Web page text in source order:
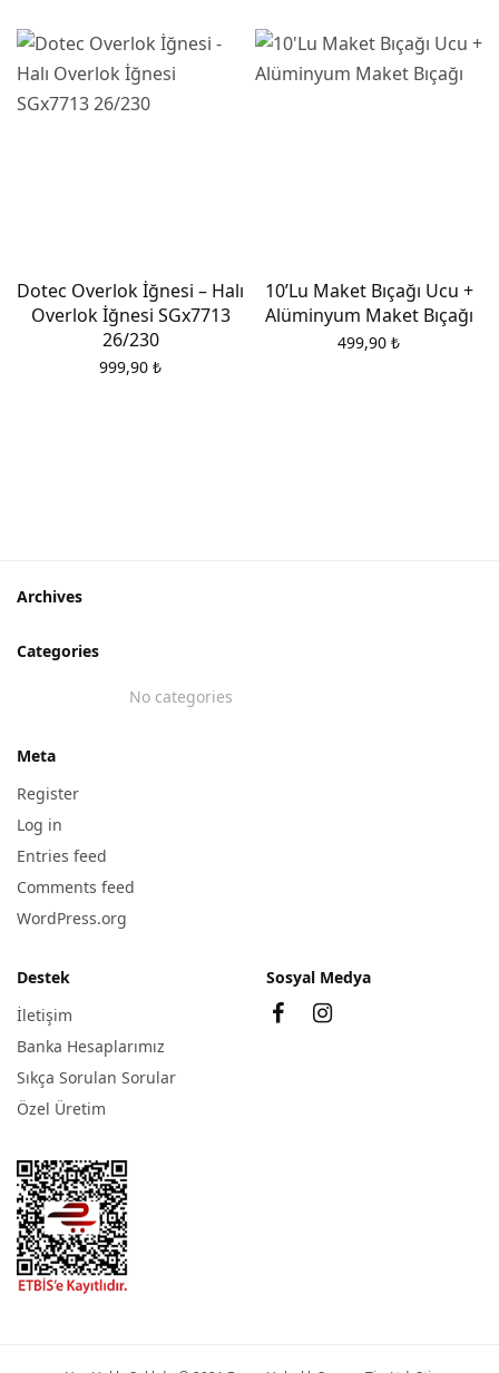
Dotec Overlok İğnesi – Halı
Overlok İğnesi SGx7713
26/230
999,90 ₺
10’Lu Maket Bıçağı Ucu +
Alüminyum Maket Bıçağı
499,90 ₺
Archives
Categories
No categories
Meta
Register
Log in
Entries feed
Comments feed
WordPress.org
Destek
İletişim
Banka Hesaplarımız
Sıkça Sorulan Sorular
Özel Üretim
Sosyal Medya